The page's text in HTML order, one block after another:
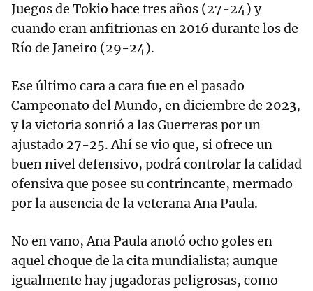
Juegos de Tokio hace tres años (27-24) y
cuando eran anfitrionas en 2016 durante los de
Río de Janeiro (29-24).
Ese último cara a cara fue en el pasado
Campeonato del Mundo, en diciembre de 2023,
y la victoria sonrió a las Guerreras por un
ajustado 27-25. Ahí se vio que, si ofrece un
buen nivel defensivo, podrá controlar la calidad
ofensiva que posee su contrincante, mermado
por la ausencia de la veterana Ana Paula.
No en vano, Ana Paula anotó ocho goles en
aquel choque de la cita mundialista; aunque
igualmente hay jugadoras peligrosas, como